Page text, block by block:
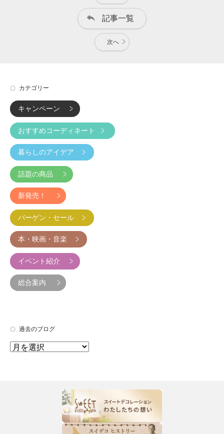
記事一覧
次へ
カテゴリー
キャンペーン
おすすめコーディネート
暮らしのアイデア
話題の商品
新発売！
バーゲン・セール
本・映画・音楽
イベント紹介
総合案内
過去のブログ